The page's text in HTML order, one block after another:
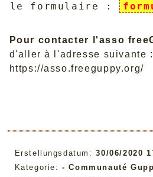
le formulaire :
Pour contacter l'asso
d'aller à l'adresse suivante :
https://asso.freeguppy.org/
Erstellungsdatum:30/06/2020
Kategorie:-Communauté